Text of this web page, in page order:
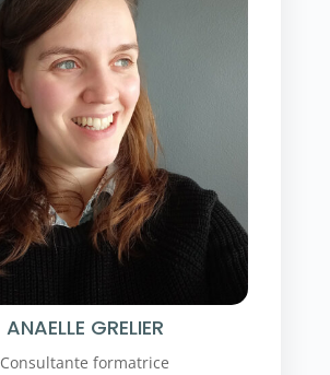
ANAELLE GRELIER
Consultante formatrice